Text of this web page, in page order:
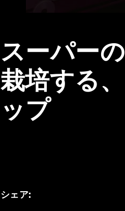
スーパー
栽培する
ップ
シェア: